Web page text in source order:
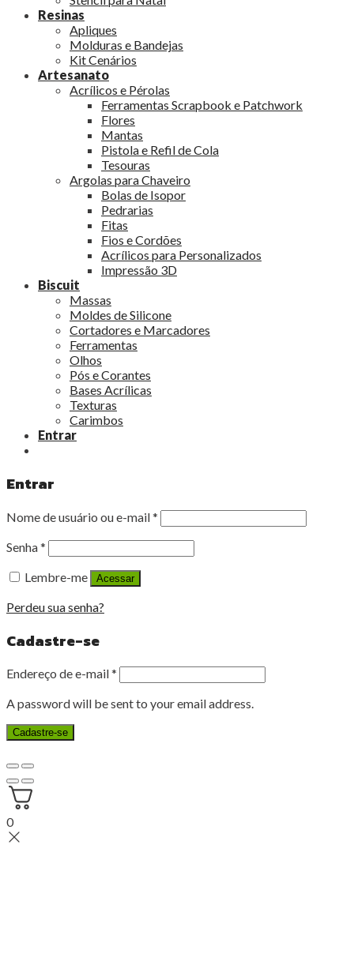
Resinas
Apliques
Molduras e Bandejas
Kit Cenários
Artesanato
Acrílicos e Pérolas
Ferramentas Scrapbook e Patchwork
Flores
Mantas
Pistola e Refil de Cola
Tesouras
Argolas para Chaveiro
Bolas de Isopor
Pedrarias
Fitas
Fios e Cordões
Acrílicos para Personalizados
Impressão 3D
Biscuit
Massas
Moldes de Silicone
Cortadores e Marcadores
Ferramentas
Olhos
Pós e Corantes
Bases Acrílicas
Texturas
Carimbos
Entrar
Entrar
Nome de usuário ou e-mail*
Senha*
Lembre-me
Acessar
Perdeu sua senha?
Cadastre-se
Endereço de e-mail*
A password will be sent to your email address.
Cadastre-se
0